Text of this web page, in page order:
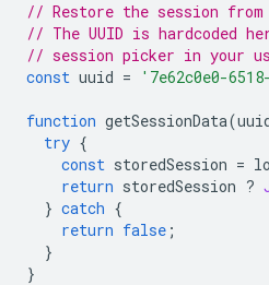
// Restore the session
// The UUID is hardcoded
// session picker in your
const uuid = '7e62c0e0-
function getSessionData(
try {
const storedSession =
return storedSession ?
} catch {
return false ;
}
}